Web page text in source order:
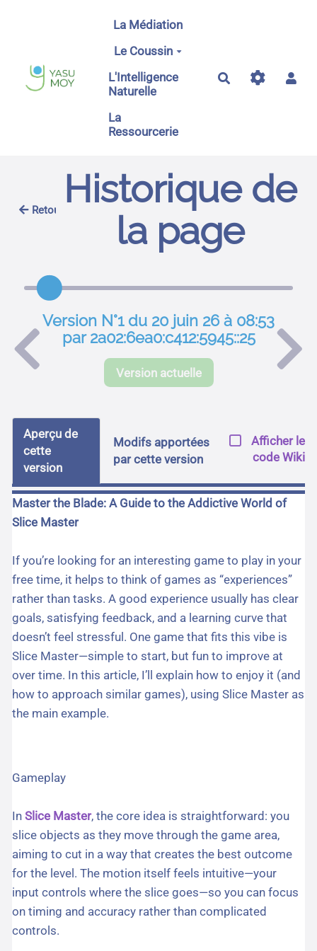
Aller au contenu principal
La Médiation
Le Coussin
L'Intelligence
Naturelle
La
Ressourcerie
Rechercher
Retour
Historique de
la page
Version N°1 du 20 juin 26 à 08:53
par 2a02:6ea0:c412:5945::25
Version actuelle
Aperçu de
cette
version
Modifs apportées
par cette version
Afficher le
code Wiki